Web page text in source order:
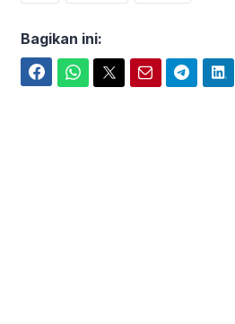
Bagikan ini: